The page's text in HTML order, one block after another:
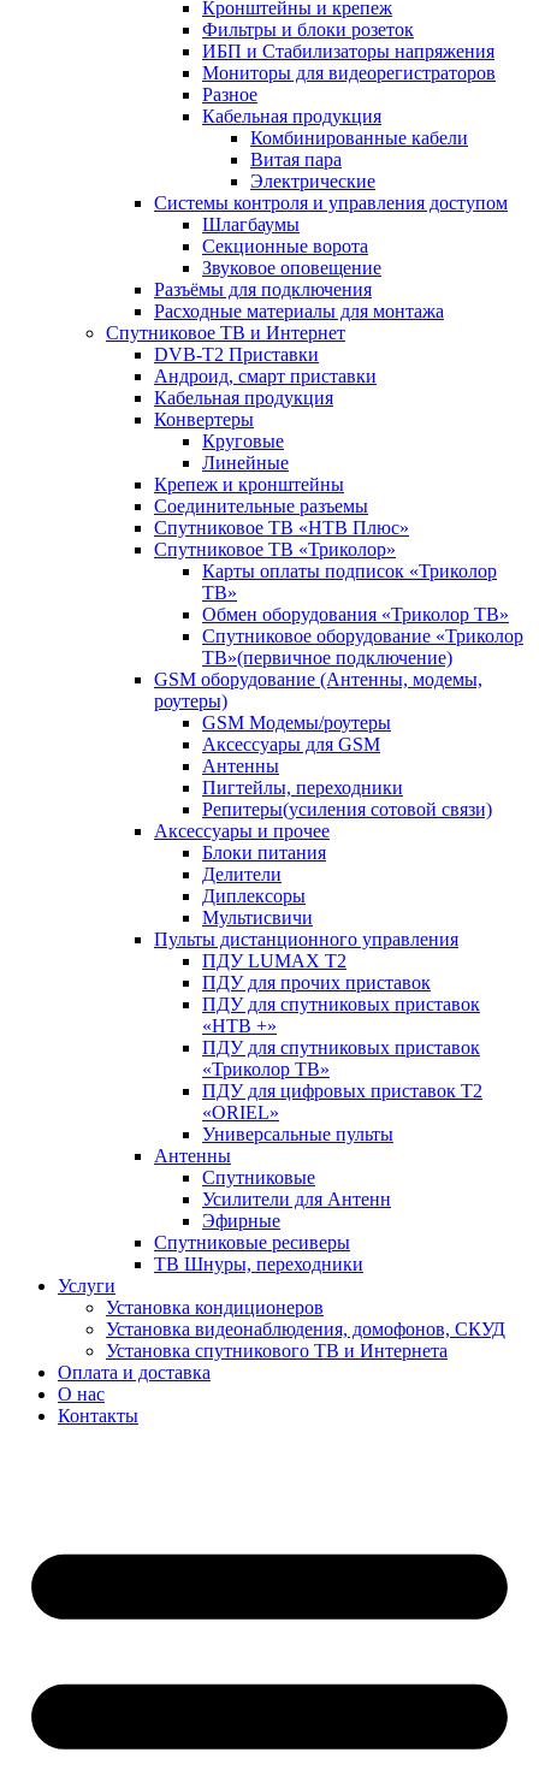
Кронштейны и крепеж
Фильтры и блоки розеток
ИБП и Стабилизаторы напряжения
Мониторы для видеорегистраторов
Разное
Кабельная продукция
Комбинированные кабели
Витая пара
Электрические
Системы контроля и управления доступом
Шлагбаумы
Секционные ворота
Звуковое оповещение
Разъёмы для подключения
Расходные материалы для монтажа
Спутниковое ТВ и Интернет
DVB-Т2 Приставки
Андроид, смарт приставки
Кабельная продукция
Конвертеры
Круговые
Линейные
Крепеж и кронштейны
Соединительные разъемы
Спутниковое ТВ «НТВ Плюс»
Спутниковое ТВ «Триколор»
Карты оплаты подписок «Триколор
ТВ»
Обмен оборудования «Триколор ТВ»
Спутниковое оборудование «Триколор
ТВ»(первичное подключение)
GSM оборудование (Антенны, модемы,
роутеры)
GSM Модемы/роутеры
Аксессуары для GSM
Антенны
Пигтейлы, переходники
Репитеры(усиления сотовой связи)
Аксессуары и прочее
Блоки питания
Делители
Диплексоры
Мультисвичи
Пульты дистанционного управления
ПДУ LUMAX Т2
ПДУ для прочих приставок
ПДУ для спутниковых приставок
«НТВ +»
ПДУ для спутниковых приставок
«Триколор ТВ»
ПДУ для цифровых приставок Т2
«ORIEL»
Универсальные пульты
Антенны
Спутниковые
Усилители для Антенн
Эфирные
Спутниковые ресиверы
ТВ Шнуры, переходники
Услуги
Установка кондиционеров
Установка видеонаблюдения, домофонов, СКУД
Установка спутникового ТВ и Интернета
Оплата и доставка
О нас
Контакты